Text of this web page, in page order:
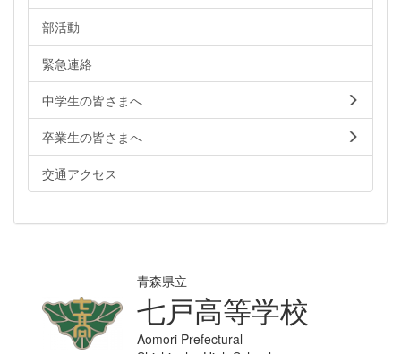
部活動
緊急連絡
中学生の皆さまへ
卒業生の皆さまへ
交通アクセス
青森県立
七戸高等学校
Aomori Prefectural